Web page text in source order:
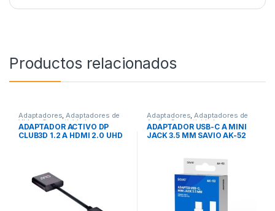
Productos relacionados
Adaptadores,Adaptadores de
Video,Conectividad
ADAPTADOR ACTIVO DP
CLUB3D 1.2 A HDMI 2.0 UHD
Adaptadores,Adaptadores de
Audio,Conectividad
ADAPTADOR USB-C A MINI
JACK 3.5 MM SAVIO AK-52